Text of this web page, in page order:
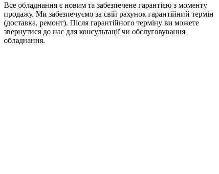
Все обладнання є новим та забезпечене гарантією з моменту
продажу. Ми забезпечуємо за свій рахунок гарантійний термін
(доставка, ремонт). Після гарантійного терміну ви можете
звернутися до нас для консультації чи обслуговування
обладнання.